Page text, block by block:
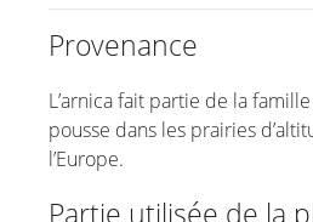
Mauve
Petit houx
Mélisse
Physalis
Provenance
L’arnica fait partie de la
pousse dans les prairies
l’Europe.
Partie utilisée de la